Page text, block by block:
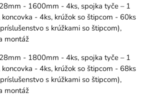
- 1600mm - 4ks, spojka tyče – 1
- 4ks, krúžok so štipcom - 60ks
s krúžkami so štipcom),
montáž
- 1800mm - 4ks, spojka tyče – 1
- 4ks, krúžok so štipcom - 68ks
s krúžkami so štipcom),
montáž